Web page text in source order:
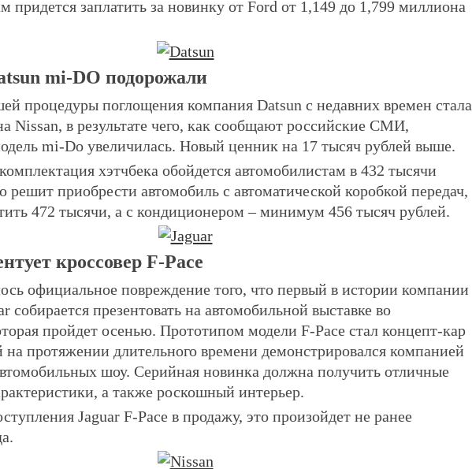
придется заплатить за новинку от Ford от 1,149 до 1,799 миллиона
mi-DO подорожали
процедуры поглощения компания Datsun с недавних времен стала
Nissan, в результате чего, как сообщают российские СМИ,
mi-Do увеличилась. Новый ценник на 17 тысяч рублей выше.
хэтчбека обойдется автомобилистам в 432 тысячи
решит приобрести автомобиль с автоматической коробкой передач,
472 тысячи, а с кондиционером – минимум 456 тысяч рублей.
кроссовер F-Pace
официальное повреждение того, что первый в истории компании
собирается презентовать на автомобильной выставке во
пройдет осенью. Прототипом модели F-Pace стал концепт-кар
протяжении длительного времени демонстрировался компанией
шоу. Серийная новинка должна получить отличные
а также роскошный интерьер.
Jaguar F-Pace в продажу, это произойдет не ранее